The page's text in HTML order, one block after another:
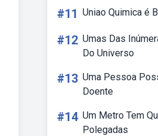
#11 Uniao Quimica é
#12 Umas Das
Do Universo
#13 Uma Pessoa
Doente
#14 Um Metro Tem
Polegadas